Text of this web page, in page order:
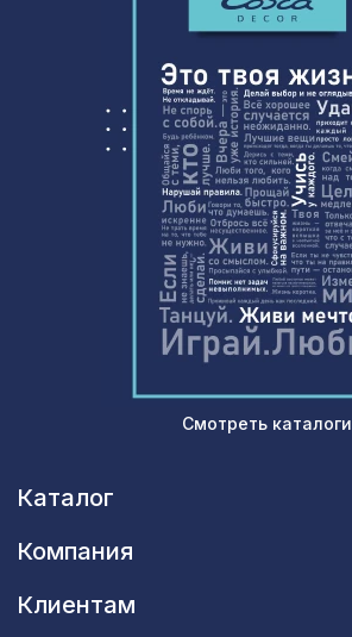
Смотреть каталоги
Каталог
Компания
Клиентам